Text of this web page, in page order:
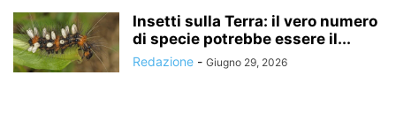
Insetti sulla Terra: il vero numero
di specie potrebbe essere il...
Redazione - Giugno 29, 2026